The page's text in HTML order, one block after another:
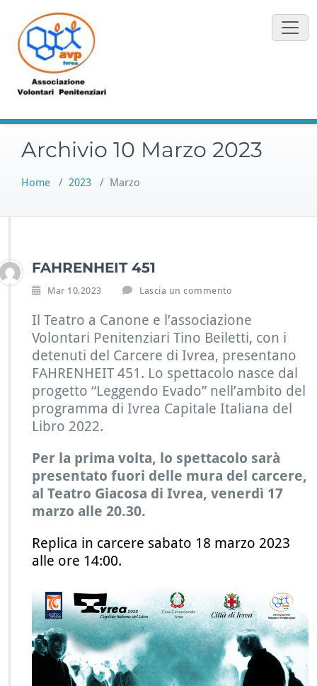
contenuto
Archivio 10 Marzo 2023
Home / 2023 / Marzo
FAHRENHEIT 451
Mar 10,2023 Lascia un commento
Il Teatro a Canone e l’associazione
Volontari Penitenziari Tino Beiletti, con i
detenuti del Carcere di Ivrea, presentano
FAHRENHEIT 451. Lo spettacolo nasce dal
progetto “Leggendo Evado” nell’ambito del
programma di Ivrea Capitale Italiana del
Libro 2022.
Per la prima volta, lo spettacolo sarà
presentato fuori delle mura del carcere,
al Teatro Giacosa di Ivrea, venerdì 17
marzo alle 20.30.
Replica in carcere sabato 18 marzo 2023
alle ore 14:00.